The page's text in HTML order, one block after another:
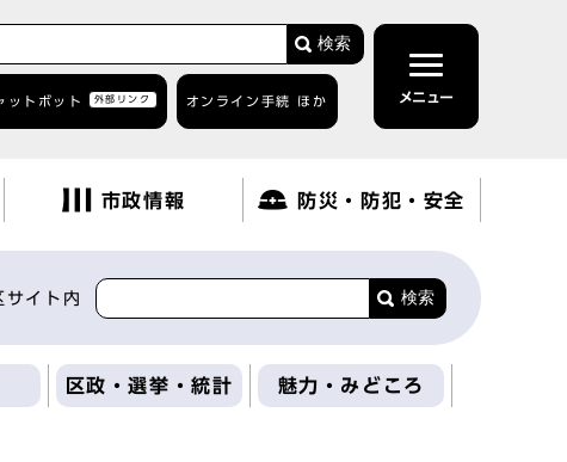
検索
ットボット 外部リンク オンライン手続 ほか メニュー
市政情報 防災・防犯・安全
サイト内 検索
区政・選挙・統計 魅力・みどころ